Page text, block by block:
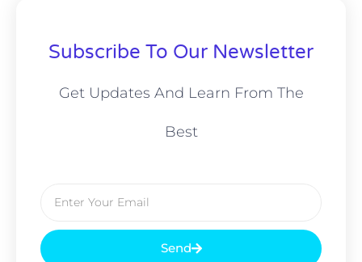
Subscribe To Our Newsletter
Get Updates And Learn From The
Best
Send